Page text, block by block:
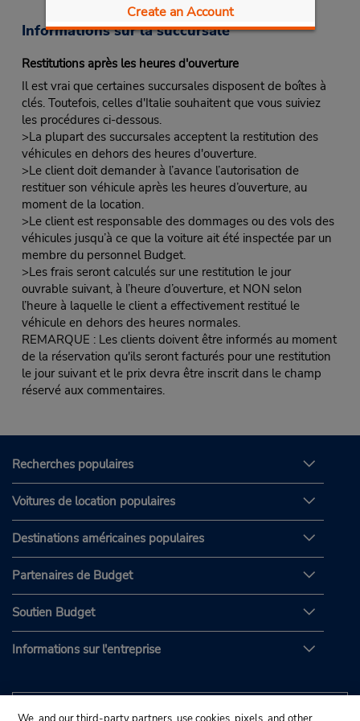
Create an Account
Informations sur la succursale
Restitutions après les heures d'ouverture
Il est vrai que certaines succursales disposent de boîtes à
clés. Toutefois, celles d'Italie souhaitent que vous suiviez
les procédures ci-dessous.
>La plupart des succursales acceptent la restitution des
véhicules en dehors des heures d'ouverture.
>Le client doit demander à l’avance l’autorisation de
restituer son véhicule après les heures d’ouverture, au
moment de la location.
>Le client est responsable des dommages ou des vols des
véhicules jusqu’à ce que la voiture ait été inspectée par un
membre du personnel Budget.
>Les frais seront calculés sur une restitution le jour
ouvrable suivant, à l’heure d’ouverture, et NON selon
l’heure à laquelle le client a effectivement restitué le
véhicule en dehors des heures normales.
REMARQUE : Les clients doivent être informés au moment
de la réservation qu'ils seront facturés pour une restitution
le jour suivant et le prix devra être inscrit dans le champ
réservé aux commentaires.
Recherches populaires
Voitures de location populaires
Destinations américaines populaires
Partenaires de Budget
Soutien Budget
Informations sur l'entreprise